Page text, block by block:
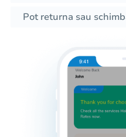
Pot returna sau